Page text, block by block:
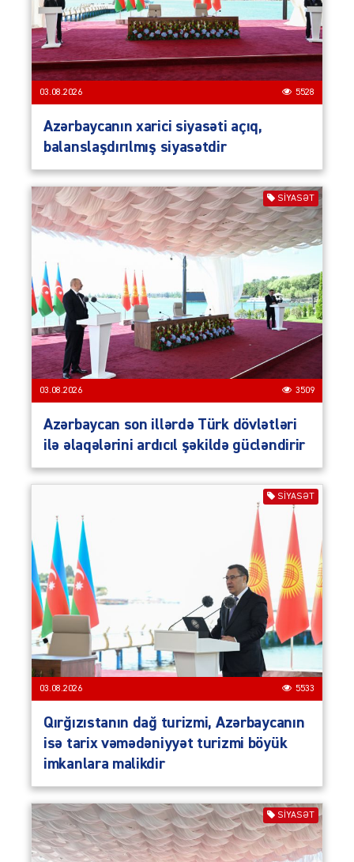
03.08.2026 5528
Azərbaycanın xarici siyasəti açıq,
balanslaşdırılmış siyasətdir
SIYASƏT
03.08.2026 3509
Azərbaycan son illərdə Türk dövlətləri
ilə əlaqələrini ardıcıl şəkildə gücləndirir
SIYASƏT
03.08.2026 5533
Qırğızıstanın dağ turizmi, Azərbaycanın
isə tarix vəmədəniyyət turizmi böyük
imkanlara malikdir
SIYASƏT